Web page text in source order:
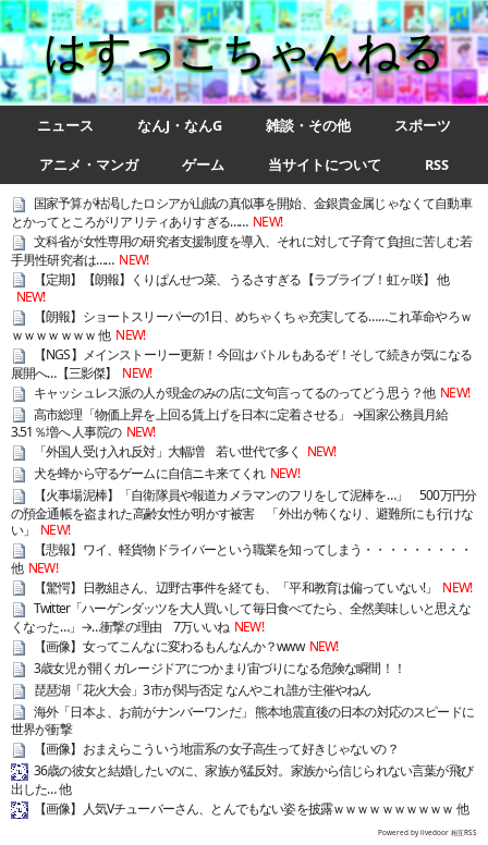
はすっこちゃんねる
ニュース なんJ・なんG 雑談・その他
スポーツ
アニメ・マンガ
ゲーム 当サイトについて RSS
国家予算が枯渇したロシアが山賊の真似事を開始、金銀貴金属じゃなくて自動車
とかってところがリアリティありすぎる…… NEW!
文科省が女性専用の研究者支援制度を導入、それに対して子育て負担に苦しむ若
手男性研究者は…… NEW!
【定期】【朗報】くりぱんせつ菜、うるさすぎる【ラブライブ！虹ヶ咲】 他
NEW!
【朗報】ショートスリーパーの1日、めちゃくちゃ充実してる……これ革命やろｗ
ｗｗｗｗｗｗｗ 他 NEW!
【NGS】メインストーリー更新！今回はバトルもあるぞ！そして続きが気になる
展開へ…【三影傑】
NEW!
キャッシュレス派の人が現金のみの店に文句言ってるのってどう思う？他 NEW!
高市総理「物価上昇を上回る賃上げを日本に定着させる」 →国家公務員月給
3.51％増へ 人事院の NEW!
「外国人受け入れ反対」大幅増 若い世代で多く NEW!
犬を蜂から守るゲームに自信ニキ来てくれ NEW!
【火事場泥棒】「自衛隊員や報道カメラマンのフリをして泥棒を…」 500万円分
の預金通帳を盗まれた高齢女性が明かす被害 「外出が怖くなり、避難所にも行けな
い」
NEW!
【悲報】ワイ、軽貨物ドライバーという職業を知ってしまう・・・・・・・・・
他 NEW!
【驚愕】日教組さん、辺野古事件を経ても、「平和教育は偏っていない!」
NEW!
Twitter「ハーゲンダッツを大人買いして毎日食べてたら、全然美味しいと思えな
くなった…」→…衝撃の理由 7万いいね NEW!
【画像】女ってこんなに変わるもんなんか？www NEW!
3歳女児が開くガレージドアにつかまり宙づりになる危険な瞬間！！
琵琶湖「花火大会」3市が関与否定 なんやこれ誰が主催やねん
海外「日本よ、お前がナンバーワンだ」 熊本地震直後の日本の対応のスピードに
世界が衝撃
【画像】おまえらこういう地雷系の女子高生って好きじゃないの？
36歳の彼女と結婚したいのに、家族が猛反対。家族から信じられない言葉が飛び
出した… 他
【画像】人気Vチューバーさん、とんでもない姿を披露ｗｗｗｗｗｗｗｗｗｗ 他
Powered by livedoor 相互RSS